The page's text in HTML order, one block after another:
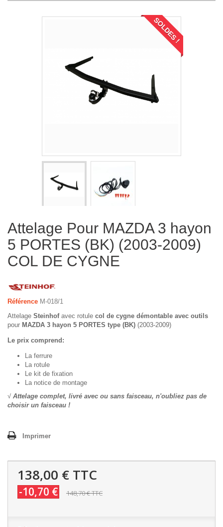
SOLDES !
Attelage Pour MAZDA 3 hayon
5 PORTES (BK) (2003-2009)
COL DE CYGNE
Référence M-018/1
Attelage Steinhofavec rotule col de cygne démontable avec outils
pour MAZDA 3 hayon 5 PORTES type (BK) (2003-2009)
Le prix comprend:
La ferrure
La rotule
Le kit de fixation
La notice de montage
√ Attelage complet, livré avec ou sans faisceau, n'oubliez pas de
choisir un faisceau !
Imprimer
138,00 € TTC
-10,70 € 148,70 €TTC